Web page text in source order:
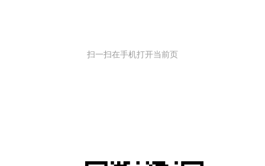
扫一扫在手机打开当前页